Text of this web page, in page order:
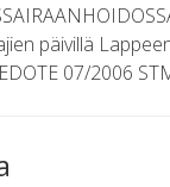
päivillä
07/2006